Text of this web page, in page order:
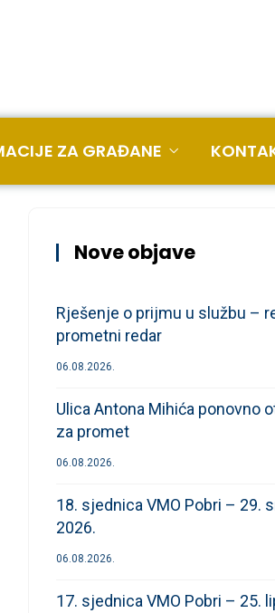
ZA GRAĐANE
Nove objave
Rješenje o prijmu u službu –
prometni redar
06.08.2026.
Ulica Antona Mihića ponovno
za promet
06.08.2026.
18. sjednica VMO Pobri – 29.
2026.
06.08.2026.
17. sjednica VMO Pobri – 25.